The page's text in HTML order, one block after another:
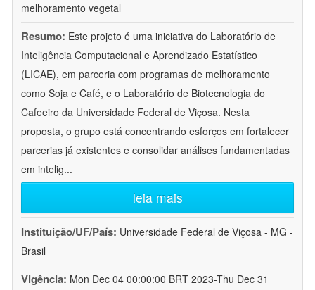
melhoramento vegetal
Resumo: Este projeto é uma iniciativa do Laboratório de
Inteligência Computacional e Aprendizado Estatístico
(LICAE), em parceria com programas de melhoramento
como Soja e Café, e o Laboratório de Biotecnologia do
Cafeeiro da Universidade Federal de Viçosa. Nesta
proposta, o grupo está concentrando esforços em fortalecer
parcerias já existentes e consolidar análises fundamentadas
em intelig...
leia mais
Instituição/UF/País: Universidade Federal de Viçosa - MG -
Brasil
Vigência: Mon Dec 04 00:00:00 BRT 2023-Thu Dec 31